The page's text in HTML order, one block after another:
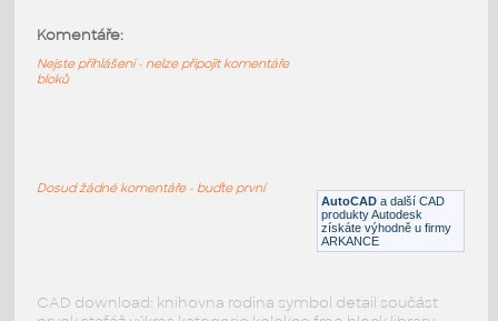
DWG Zábava
RFA Schodiště AutoCAD a další CAD
produkty Autodesk
získáte výhodně u firmy
ARKANCE
Komentáře:
Nejste přihlášeni - nelze připojit komentáře
bloků
Dosud žádné komentáře - buďte první
CAD download: knihovna rodina symbol detail součást